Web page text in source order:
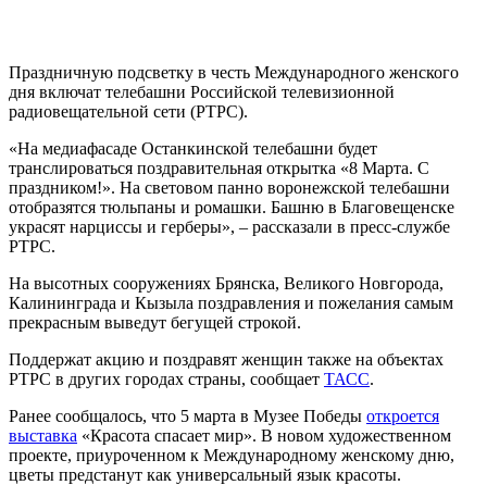
Праздничную подсветку в честь Международного женского
дня включат телебашни Российской телевизионной
радиовещательной сети (РТРС).
«На медиафасаде Останкинской телебашни будет
транслироваться поздравительная открытка «8 Марта. С
праздником!». На световом панно воронежской телебашни
отобразятся тюльпаны и ромашки. Башню в Благовещенске
украсят нарциссы и герберы», – рассказали в пресс-службе
РТРС.
На высотных сооружениях Брянска, Великого Новгорода,
Калининграда и Кызыла поздравления и пожелания самым
прекрасным выведут бегущей строкой.
Поддержат акцию и поздравят женщин также на объектах
РТРС в других городах страны, сообщает ТАСС.
Ранее сообщалось, что 5 марта в Музее Победы откроется
выставка «Красота спасает мир». В новом художественном
проекте, приуроченном к Международному женскому дню,
цветы предстанут как универсальный язык красоты.